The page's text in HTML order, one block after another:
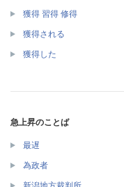
獲得 習得 修得
獲得される
獲得した
急上昇のことば
最遅
為政者